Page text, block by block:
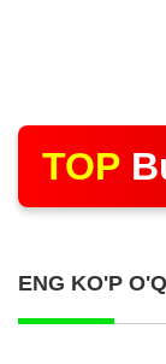
TOP
ENG KO'P